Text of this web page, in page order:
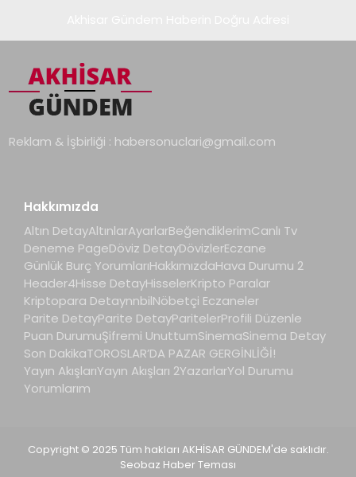
Reklam & İşbirliği : habersonuclari@gmail.com
Hakkımızda
Altın DetayAltınlarAyarlarBeğendiklerimCanlı Tv
Deneme PageDöviz DetayDövizlerEczane
Günlük Burç YorumlarıHakkımızdaHava Durumu 2
Header4Hisse DetayHisselerKripto Paralar
Kriptopara DetaynnbilNöbetçi Eczaneler
Parite DetayParite DetayParitelerProfili Düzenle
Puan DurumuŞifremi UnuttumSinemaSinema Detay
Son DakikaTOROSLAR’DA PAZAR GERGİNLİĞİ!
Yayın AkışlarıYayın Akışları 2YazarlarYol Durumu
Yorumlarım
Copyright © 2025 Tüm hakları AKHİSAR GÜNDEM'de saklıdır.
Seobaz Haber Teması